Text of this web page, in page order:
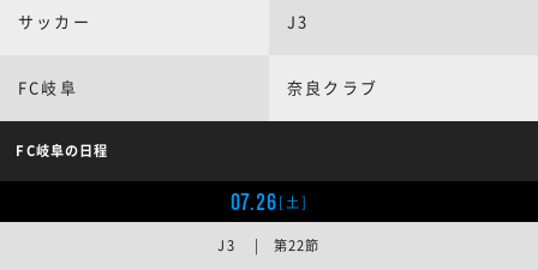
サッカー J3
FC岐阜 奈良クラブ
FC岐阜の日程
07.26[土]
J3 | 第22節